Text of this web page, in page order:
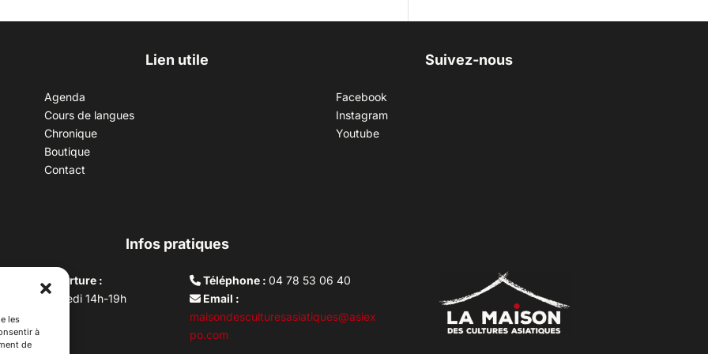
les
à
de
Lien utile
Agenda
Cours de langues
Chronique
Boutique
Contact
Suivez-nous
Facebook
Instagram
Youtube
Infos pratiques
d’ouverture :
au vendredi 14h-19h
10h –17h
lundi
Téléphone :04 78 53 06 40
Email :
maisondesculturesasiatiques@asiex
po.com